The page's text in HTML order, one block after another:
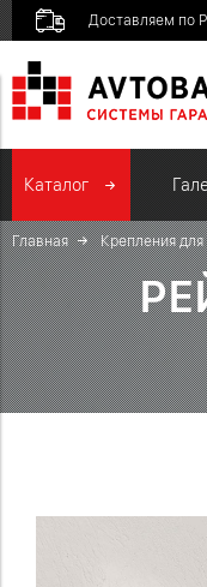
Доставляем по
Каталог
Главная Крепления